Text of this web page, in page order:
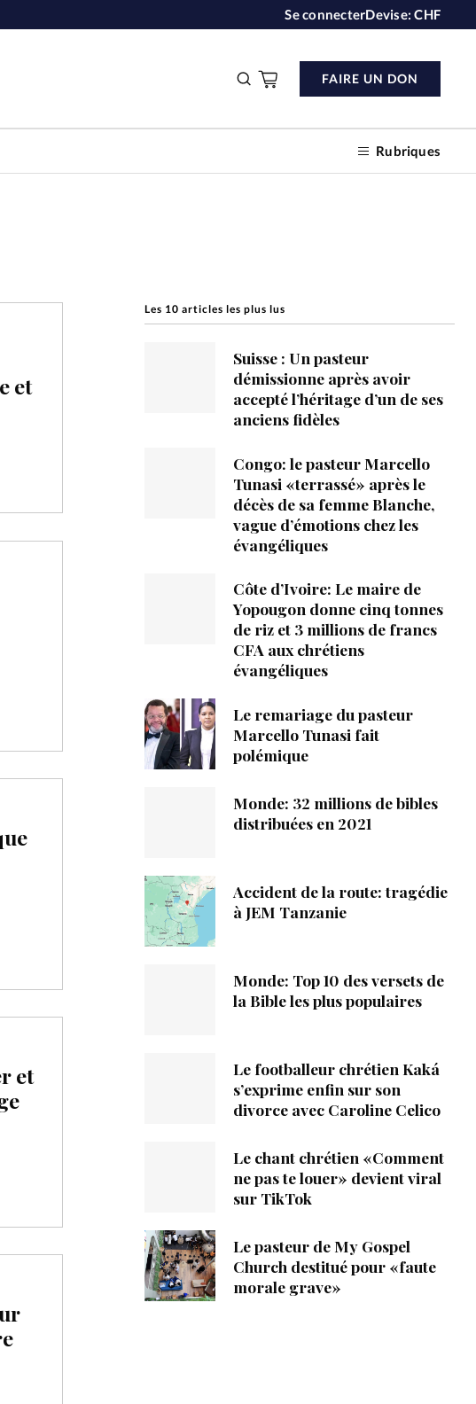
Se connecterDevise:CHF
Rubriques
FAIRE UN DON
contacter
et
et
Les 10 articles les plus lus
Suisse : Un pasteur
démissionne après avoir
accepté l’héritage d’un de ses
anciens fidèles
Congo: le pasteur Marcello
Tunasi «terrassé» après le
décès de sa femme Blanche,
vague d’émotions chez les
évangéliques
Côte d’Ivoire: Le maire de
Yopougon donne cinq tonnes
de riz et 3 millions de francs
CFA aux chrétiens
évangéliques
Le remariage du pasteur
Marcello Tunasi fait
polémique
Monde: 32 millions de bibles
distribuées en 2021
Accident de la route: tragédie
à JEM Tanzanie
Monde: Top 10 des versets de
la Bible les plus populaires
Le footballeur chrétien Kaká
s’exprime enfin sur son
divorce avec Caroline Celico
Le chant chrétien «Comment
ne pas te louer» devient viral
sur TikTok
Le pasteur de My Gospel
Church destitué pour «faute
morale grave»